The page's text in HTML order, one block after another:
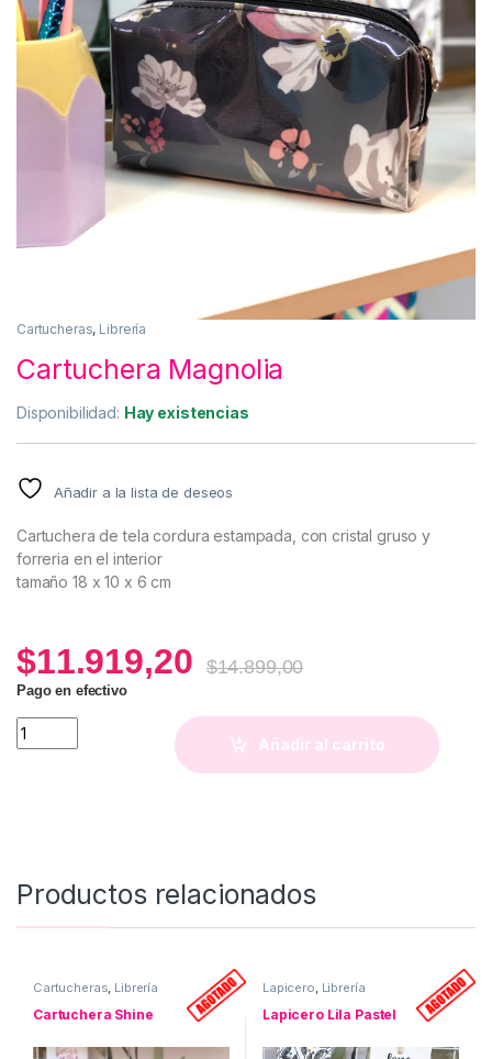
Cartucheras, Librería
Cartuchera Magnolia
Disponibilidad: Hay existencias
Añadir a la lista de deseos
Cartuchera de tela cordura estampada, con cristal gruso y
forreria en el interior
tamaño 18 x 10 x 6 cm
$11.919,20 $14.899,00
Pago en efectivo
Cartuchera Magnolia quantity
Añadir al carrito
Productos relacionados
Cartucheras Librería
Cartuchera Shine
Lapicero Librería
Lapicero Lila Pastel